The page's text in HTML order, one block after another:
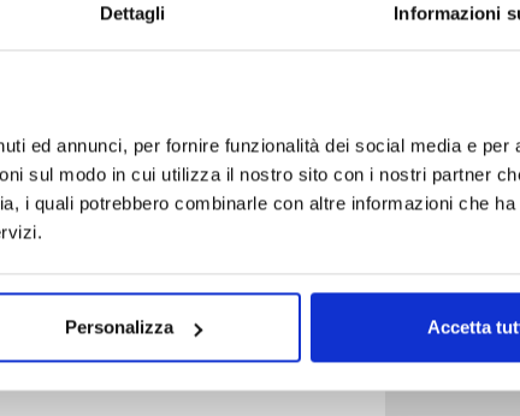
Dettagli Informazioni
ed annunci, per fornire funzionalità dei social media e per
sul modo in cui utilizza il nostro sito con i nostri partner
i quali potrebbero combinarle con altre informazioni che
Personalizza Accetta
fronte agli eventi più importanti, il